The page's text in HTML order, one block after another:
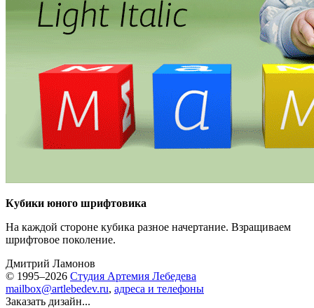
Кубики юного шрифтовика
На каждой стороне кубика разное начертание. Взращиваем
шрифтовое поколение.
Дмитрий Ламонов
© 1995–2026 Студия Артемия Лебедева
mailbox@artlebedev.ru, адреса и телефоны
Заказать дизайн...